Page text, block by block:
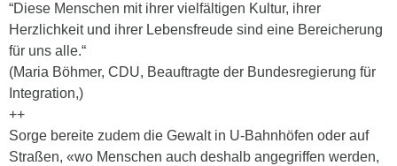
“Diese Menschen mit ihrer vielfältigen Kultur, ihrer
Herzlichkeit und ihrer Lebensfreude sind eine Bereicherung
für uns alle.“
(Maria Böhmer, CDU, Beauftragte der Bundesregierung für
Integration,)
++
Sorge bereite zudem die Gewalt in U-Bahnhöfen oder auf
Straßen, «wo Menschen auch deshalb angegriffen werden,